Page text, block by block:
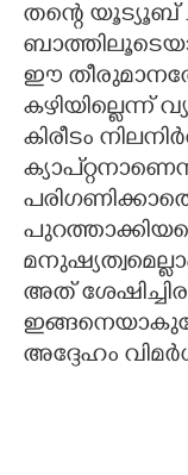
തന്റെ യൂട്യൂബ്
ഈ
കഴിയില്ലെന്ന്
കിരീടം
അത്
അദ്ദേഹം